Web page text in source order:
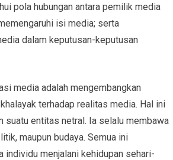
pola hubungan antara pemilik media
isi media; serta
dalam keputusan-keputusan
media adalah mengembangkan
terhadap realitas media. Hal ini
suatu entitas netral. Ia selalu membawa
maupun budaya. Semua ini
individu menjalani kehidupan sehari-